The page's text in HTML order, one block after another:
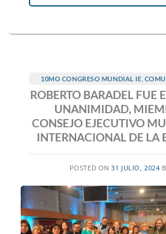
10MO CONGRESO MUNDIAL IE
ROBERTO BARADEL FUE
UNANIMIDAD,
CONSEJO EJECUTIVO
INTERNACIONAL DE LA
POSTED ON31 JULIO, 2024